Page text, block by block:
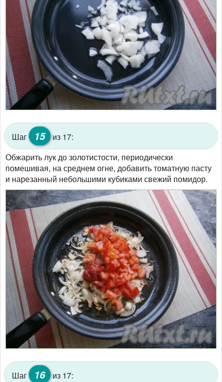
Шаг 15 из 17:
Обжарить лук до золотистости, периодически
помешивая, на среднем огне, добавить томатную пасту
и нарезанный небольшими кубиками свежий помидор.
Шаг 16 из 17: